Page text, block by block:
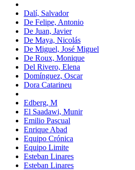
Dalí, Salvador
De Felipe, Antonio
De Juan, Javier
De Maya, Nicolás
De Miguel, José Miguel
De Roux, Monique
Del Rivero, Elena
Domínguez, Oscar
Dora Catarineu
Edberg, M
El Saadawi, Munir
Emilio Pascual
Enrique Abad
Equipo Crónica
Equipo Limite
Esteban Linares
Esteban Linares